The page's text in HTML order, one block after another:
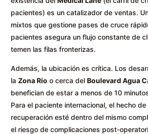
pacientes) es un catalizador de ventas.
mixtos que gestione pases de cruce
pacientes asegura un flujo constante de
temen las filas fronterizas.
Además, la ubicación es crítica. Los
laZona Río o cerca delBoulevard Agua
benefician de estar a menos de 10
Para el paciente internacional, el hecho
recuperación esté dentro del mismo
el riesgo de complicaciones post-